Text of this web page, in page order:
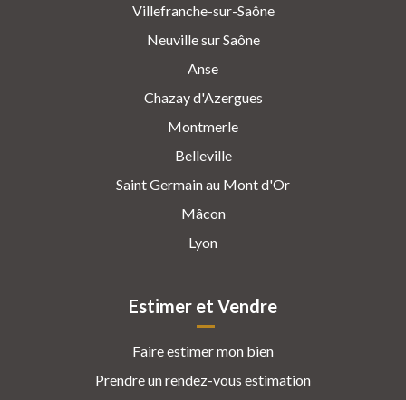
Villefranche-sur-Saône
Neuville sur Saône
Anse
Chazay d'Azergues
Montmerle
Belleville
Saint Germain au Mont d'Or
Mâcon
Lyon
Estimer et Vendre
Faire estimer mon bien
Prendre un rendez-vous estimation